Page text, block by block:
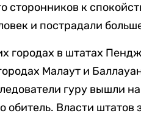
сторонников к
и пострадали
городах в штатах
Малаут и
гуру вышли
обитель. Власти штатов